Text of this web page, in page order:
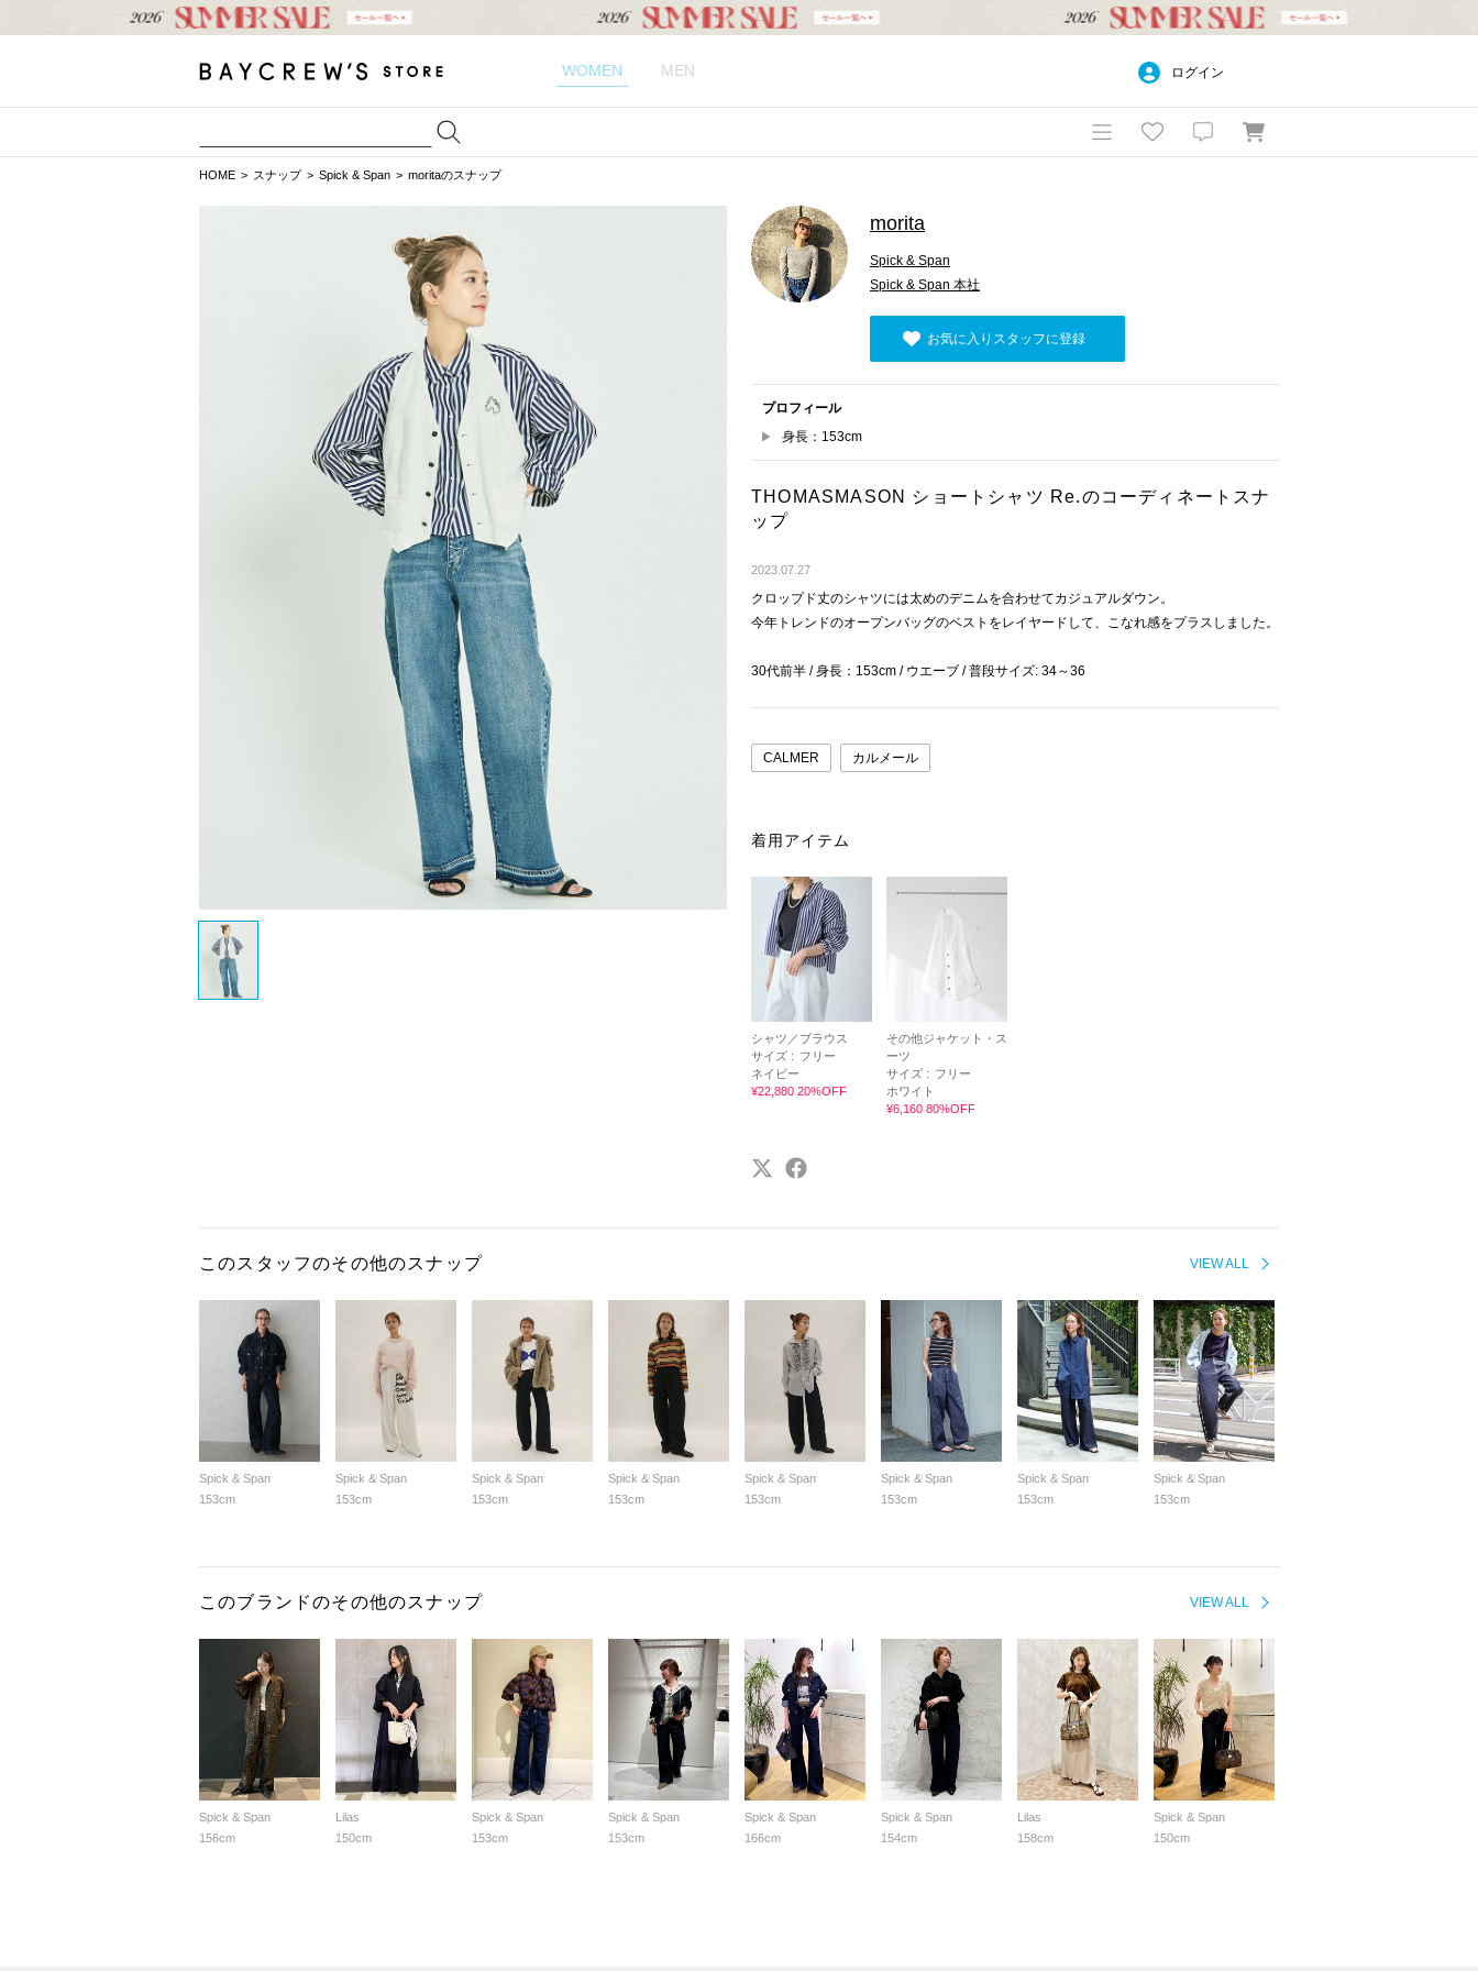
WOMEN MEN ログイン
HOME スナップ Spick & Span moritaのスナップ
morita
Spick & Span
Spick & Span 本社
お気に入りスタッフに登録
プロフィール
身長：153cm
THOMASMASON ショートシャツ Re.のコーディネートスナ
ップ
2023.07.27
クロップド丈のシャツには太めのデニムを合わせてカジュアルダウン。
今年トレンドのオープンバッグのベストをレイヤードして、こなれ感をプラスしました。
30代前半 / 身長：153cm / ウエーブ / 普段サイズ: 34～36
CALMER カルメール
着用アイテム
シャツ／ブラウス
サイズ : フリー
ネイビー
¥22,880 20%OFF
その他ジャケット・ス
ーツ
サイズ : フリー
ホワイト
¥6,160 80%OFF
VIEW ALL
このスタッフのその他のスナップ
Spick & Span
153cm
Spick & Span
153cm
Spick & Span
153cm
Spick & Span
153cm
Spick & Span
153cm
Spick & Span
153cm
Spick & Span
153cm
Spick & Span
153cm
VIEW ALL
このブランドのその他のスナップ
Spick & Span
156cm
Lilas
150cm
Spick & Span
153cm
Spick & Span
153cm
Spick & Span
166cm
Spick & Span
154cm
Lilas
158cm
Spick & Span
150cm